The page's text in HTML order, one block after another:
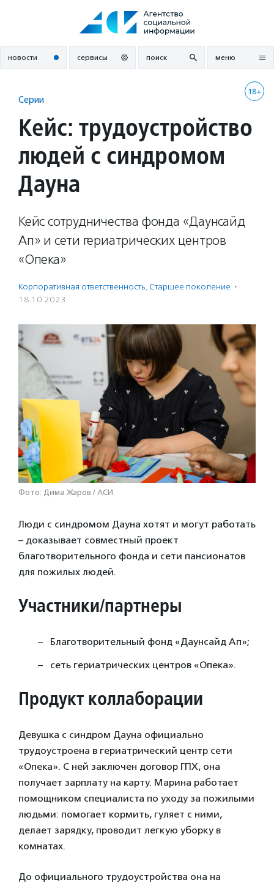
новости сервисы поиск меню
18+
Серии
Кейс: трудоустройство
людей с синдромом
Дауна
Кейс сотрудничества фонда «Даунсайд
Ап» и сети гериатрических центров
«Опека»
Корпоративная ответственность, Старшее поколение ·
18.10.2023
Фото: Дима Жаров / АСИ
Люди с синдромом Дауна хотят и могут работать
– доказывает совместный проект
благотворительного фонда и сети пансионатов
для пожилых людей.
Участники/партнеры
Благотворительный фонд «Даунсайд Ап»;
сеть гериатрических центров «Опека».
Продукт коллаборации
Девушка с синдром Дауна официально
трудоустроена в гериатрический центр сети
«Опека». С ней заключен договор ГПХ, она
получает зарплату на карту. Марина работает
помощником специалиста по уходу за пожилыми
людьми: помогает кормить, гуляет с ними,
делает зарядку, проводит легкую уборку в
комнатах.
До официального трудоустройства она на